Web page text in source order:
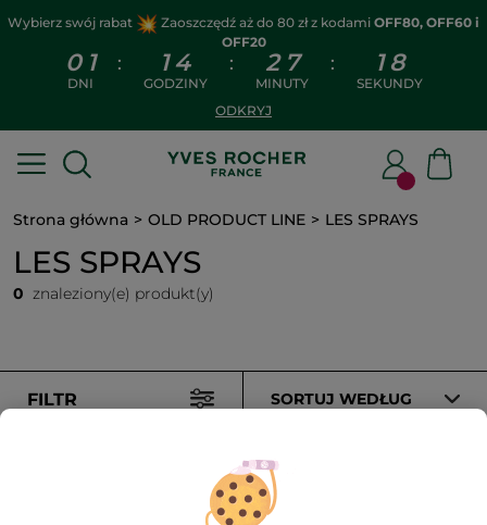
Wybierz swój rabat Zaoszczędź aż do 80 zł z kodami OFF80, OFF60 i
OFF20
0 1
DNI
: 1 4
GODZINY
: 2 7
MINUTY
: 1 8
SEKUNDY
ODKRYJ
Strona główna OLD PRODUCT LINE LES SPRAYS
LES SPRAYS
0 znaleziony(e) produkt(y)
FILTR SORTUJ WEDŁUG